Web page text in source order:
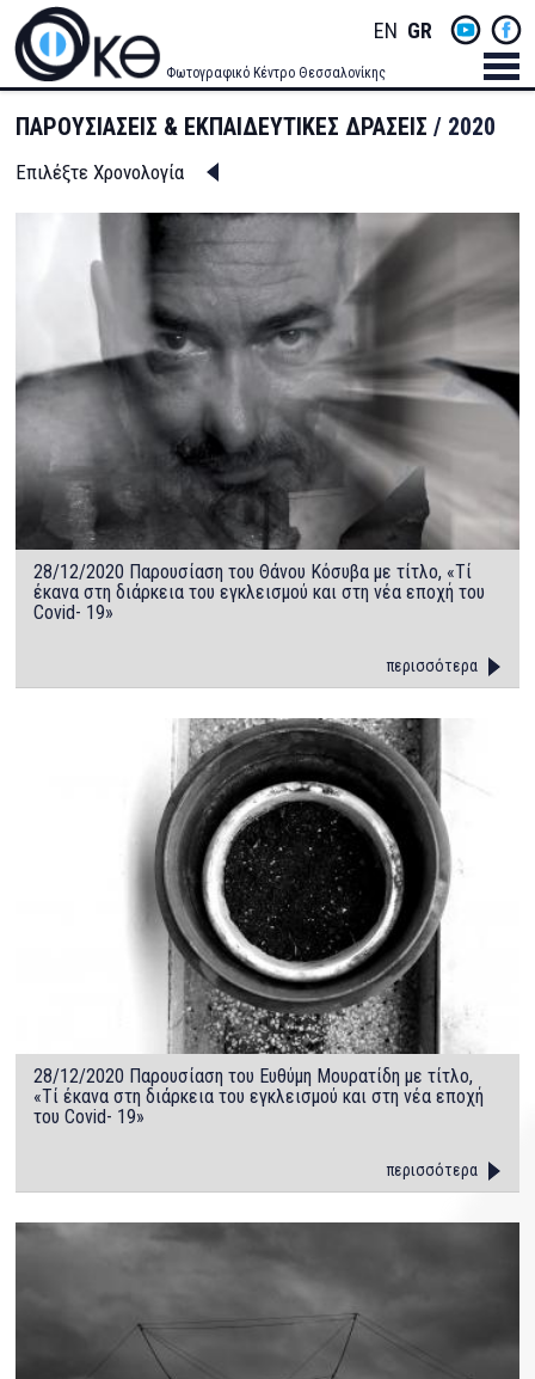
Skip
main
content
Φωτογραφικό Κέντρο Θεσσαλονίκης
Socials
Menu
ENGLISHGREEK
ΠΑΡΟΥΣΙΑΣΕΙΣ & ΕΚΠΑΙΔΕΥΤΙΚΕΣ ΔΡΑΣΕΙΣ 2020
Επιλέξτε Χρονολογία
28/12/2020 Παρουσίαση του Θάνου Κόσυβα με τίτλο, «Τί
έκανα στη διάρκεια του εγκλεισμού και στη νέα εποχή του
Covid- 19»
περισσότερα
28/12/2020 Παρουσίαση του Ευθύμη Μουρατίδη με τίτλο,
«Τί έκανα στη διάρκεια του εγκλεισμού και στη νέα εποχή
του Covid- 19»
περισσότερα